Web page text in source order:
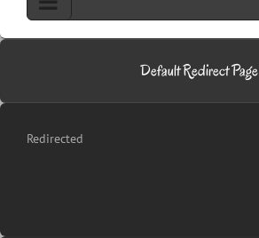
Default Redirect Page
Redirected